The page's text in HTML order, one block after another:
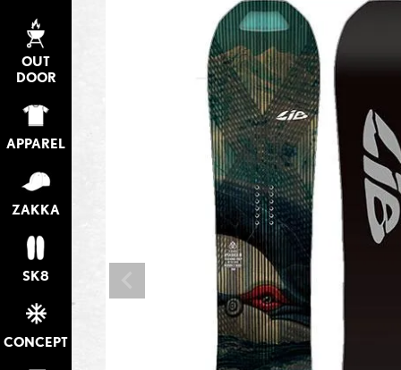
OUT
DOOR
APPAREL
ZAKKA
SK8
CONCEPT